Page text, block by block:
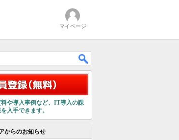
マイページ
や導入事例など、IT導入の課
入手できます。
からのお知らせ